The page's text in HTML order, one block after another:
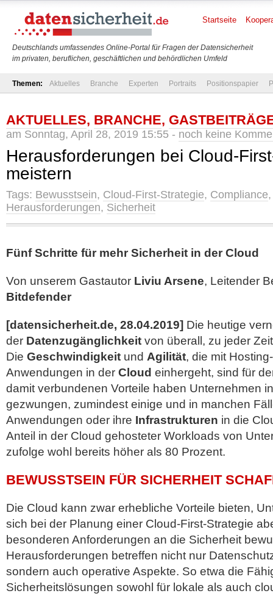
Deutschlands umfassendes Online-Portal für Fragen der Datensicherheit
im privaten, beruflichen, geschäftlichen und behördlichen Umfeld
Startseite
Themen: Aktuelles Branche Experten Portraits Positionspapier
AKTUELLES, BRANCHE,
am Sonntag, April 28, 2019 15:55 - noch keine
Herausforderungen bei Cloud-
meistern
Tags: Bewusstsein, Cloud-First-Strategie, Compliance
Herausforderungen, Sicherheit
Fünf Schritte für mehr Sicherheit in der Cloud
Von unserem Gastautor Liviu Arsene, Leitender
Bitdefender
[datensicherheit.de, 28.04.2019] Die heutige
der Datenzugänglichkeit von überall, zu jeder
Die Geschwindigkeit und Agilität, die mit
Anwendungen in der Cloud einhergeht, sind für
damit verbundenen Vorteile haben Unternehmen
gezwungen, zumindest einige und in manchen
Anwendungen oder ihre Infrastrukturen in die
Anteil in der Cloud gehosteter Workloads von
zufolge wohl bereits höher als 80 Prozent.
BEWUSSTSEIN FÜR SICHERHEIT
Die Cloud kann zwar erhebliche Vorteile bieten,
sich bei der Planung einer Cloud-First-Strategie
besonderen Anforderungen an die Sicherheit
Herausforderungen betreffen nicht nur
sondern auch operative Aspekte. So etwa die
Sicherheitslösungen sowohl für lokale als auch